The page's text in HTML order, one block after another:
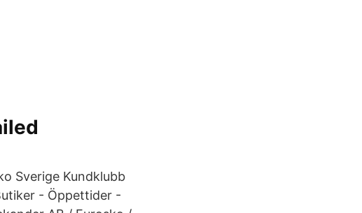
Sverige Kundklubb
- Öppettider -